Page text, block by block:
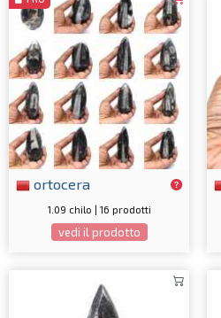
ortocera
1.09 chilo | 16 prodotti
vedi il prodotto